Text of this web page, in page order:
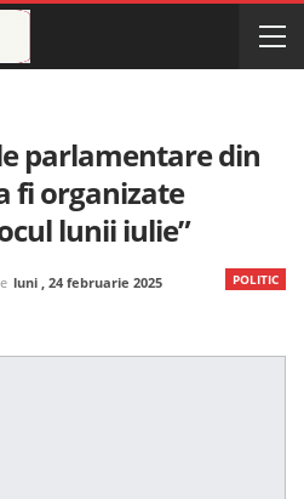
parlamentare din
fi organizate
lunii iulie”
POLITIC
luni , 24 februarie 2025